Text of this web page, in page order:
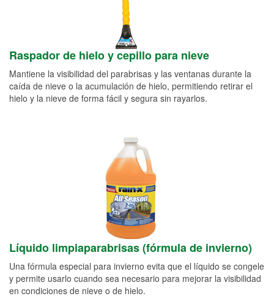
Raspador de hielo y cepillo para nieve
Mantiene la visibilidad del parabrisas y las ventanas durante la
caída de nieve o la acumulación de hielo, permitiendo retirar el
hielo y la nieve de forma fácil y segura sin rayarlos.
Líquido limpiaparabrisas (fórmula de invierno)
Una fórmula especial para invierno evita que el líquido se congele
y permite usarlo cuando sea necesario para mejorar la visibilidad
en condiciones de nieve o de hielo.